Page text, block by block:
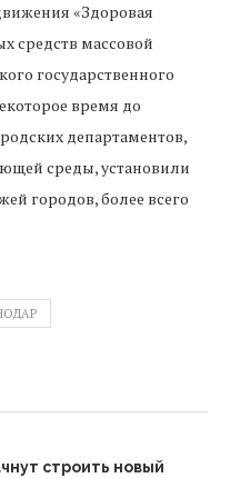
«Здоровая
средств массовой
государственного
время до
департаментов,
среды, установили
городов, более всего
строить новый